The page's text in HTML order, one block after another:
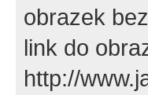
obrazek
link do
http://